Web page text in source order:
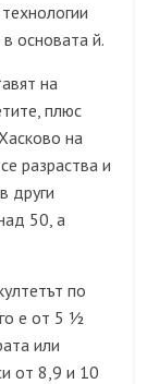
основата й.
на
плюс
на
разраства и
други
50, а
по
е от 5 ½
или
от 8,9 и 10